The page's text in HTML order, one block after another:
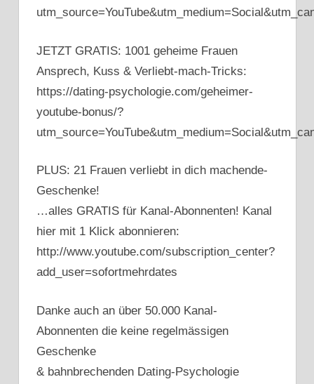
JETZT GRATIS: 1001 geheime Frauen
Ansprech, Kuss & Verliebt-mach-Tricks:
https://dating-psychologie.com/geheimer-
youtube-bonus/?
PLUS: 21 Frauen verliebt in dich machende-
Geschenke!
…alles GRATIS für Kanal-Abonnenten! Kanal
hier mit 1 Klick abonnieren:
http://www.youtube.com/subscription_center?
add_user=sofortmehrdates
Danke auch an über 50.000 Kanal-
Abonnenten die keine regelmässigen
Geschenke
& bahnbrechenden Dating-Psychologie